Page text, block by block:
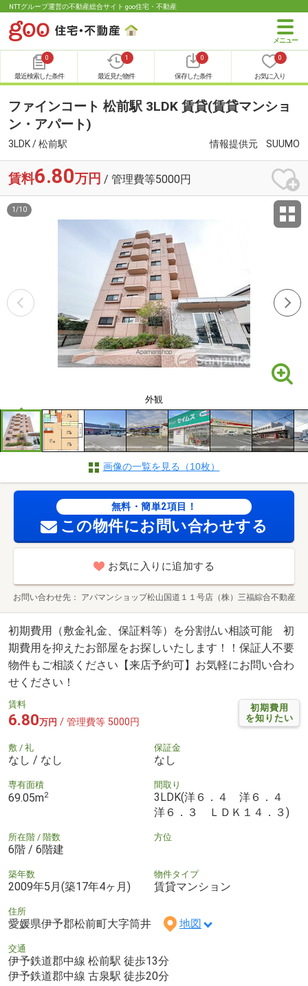
NTTグループ運営の不動産総合サイト goo住宅・不動産
0
最近検索した条件
1
最近見た物件
0
保存した条件
0
お気に入り
ファインコート 松前駅 3LDK 賃貸(賃貸マンショ
ン・アパート)
3LDK / 松前駅 情報提供元 SUUMO
賃料6.80万円 / 管理費等5000円
外観
1 /10
画像の一覧を見る（10枚）
無料・簡単2項目！
この物件にお問い合わせする
お気に入りに追加する
お問い合わせ先 アパマンショップ松山国道１１号店（株）三福綜合不動産
初期費用（敷金礼金、保証料等）を分割払い相談可能 初
期費用を抑えたお部屋をお探しいたします！！保証人不要
物件もご相談ください【来店予約可】お気軽にお問い合わ
せください！
初期費用
を知りたい
賃料
6.80万円 / 管理費等 5000円
敷 / 礼
なし / なし
保証金
なし
専有面積
69.05m2
間取り
3LDK(洋６．４ 洋６．４
洋６．３ ＬＤＫ１４．３)
所在階 / 階数
6階 / 6階建
方位
築年数
2009年5月(築17年4ヶ月)
物件タイプ
賃貸マンション
住所
愛媛県伊予郡松前町大字筒井 地図
交通
伊予鉄道郡中線 松前駅 徒歩13分
伊予鉄道郡中線 古泉駅 徒歩20分